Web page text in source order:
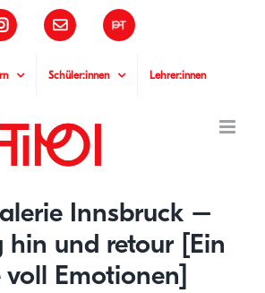
InstagramE-
Mail
Pädagogische
Hochschule
Schüler:innen Lehrer:innen
Innsbruck –
hin und retour [Ein
voll Emotionen]